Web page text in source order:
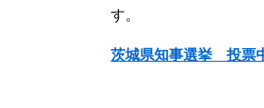
す。
茨城県知事選挙​ 投票